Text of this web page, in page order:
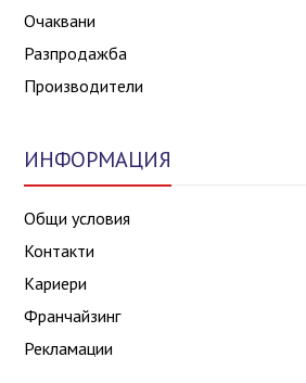
Очаквани
Разпродажба
Производители
ИНФОРМАЦИЯ
Общи условия
Контакти
Кариери
Франчайзинг
Рекламации